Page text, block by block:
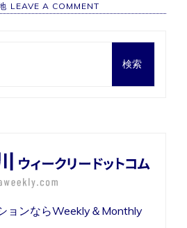
LEAVE A COMMENT
伊
車
フ